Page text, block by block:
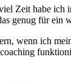
Zeit habe ich
genug für ein
wenn ich